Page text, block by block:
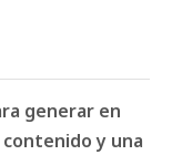
generar en
y una